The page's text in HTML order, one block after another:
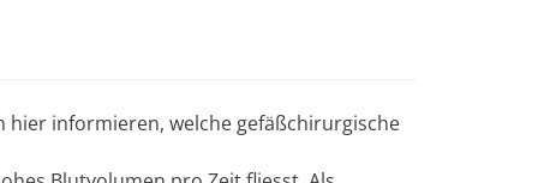
hier informieren, welche gefäßchirurgische